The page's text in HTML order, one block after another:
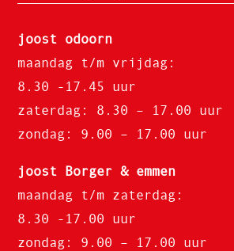
joost odoorn
maandag t/m vrijdag:
8.30 -17.45 uur
zaterdag: 8.30 – 17.00 uur
zondag: 9.00 – 17.00 uur
joost Borger & emmen
maandag t/m zaterdag:
8.30 -17.00 uur
zondag: 9.00 – 17.00 uur